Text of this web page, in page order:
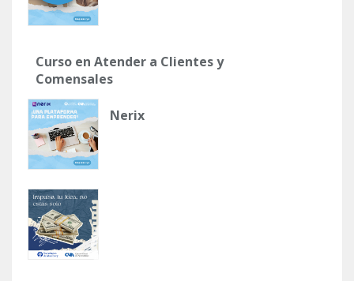
Curso en Atender a Clientes y
Comensales
Nerix